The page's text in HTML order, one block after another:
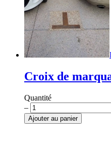
Croix de
Quantité
quantité
de
Croix
–
Ajouter au panier